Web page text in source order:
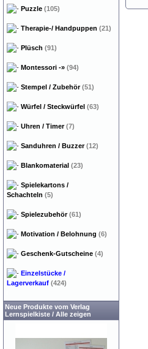
Puzzle (105)
Therapie-/ Handpuppen (21)
Plüsch (91)
Montessori -» (94)
Stempel / Zubehör(51)
Würfel / Steckwürfel (63)
Uhren / Timer(7)
Sanduhren / Buzzer(12)
Blankomaterial (23)
Spielekartons /
Schachteln (5)
Spielezubehör(61)
Motivation / Belohnung (6)
Geschenk-Gutscheine (4)
Einzelstücke /
Lagerverkauf (424)
Neue Produkte vom Verlag
Lernspielkiste / Alle zeigen